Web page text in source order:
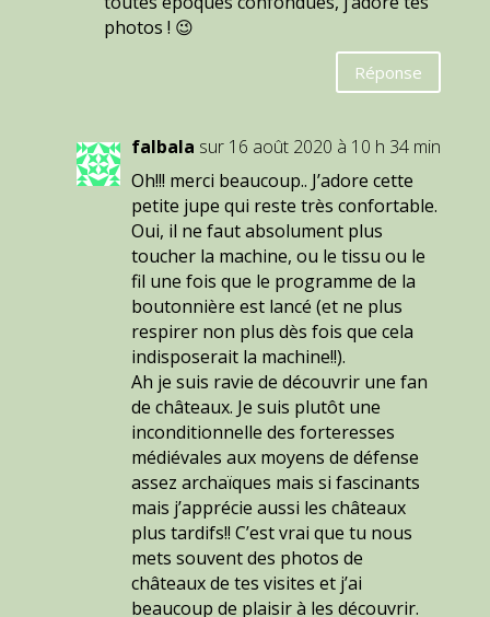
photos ! 😉
Réponse
falbala sur 16 août 2020 à 10 h 34 min
Oh!!! merci beaucoup.. J’adore cette
petite jupe qui reste très confortable.
Oui, il ne faut absolument plus
toucher la machine, ou le tissu ou le
fil une fois que le programme de la
boutonnière est lancé (et ne plus
respirer non plus dès fois que cela
indisposerait la machine!!).
Ah je suis ravie de découvrir une fan
de châteaux. Je suis plutôt une
inconditionnelle des forteresses
médiévales aux moyens de défense
assez archaïques mais si fascinants
mais j’apprécie aussi les châteaux
plus tardifs!! C’est vrai que tu nous
mets souvent des photos de
châteaux de tes visites et j’ai
beaucoup de plaisir à les découvrir.